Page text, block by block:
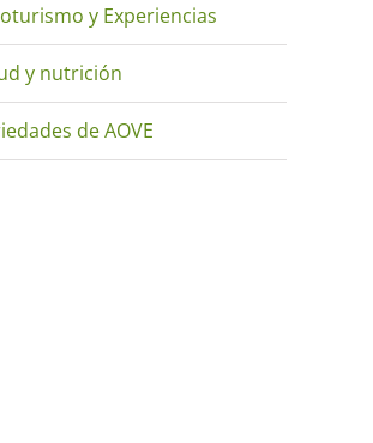
y Experiencias
y nutrición
de AOVE